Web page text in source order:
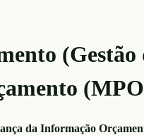
da Informação